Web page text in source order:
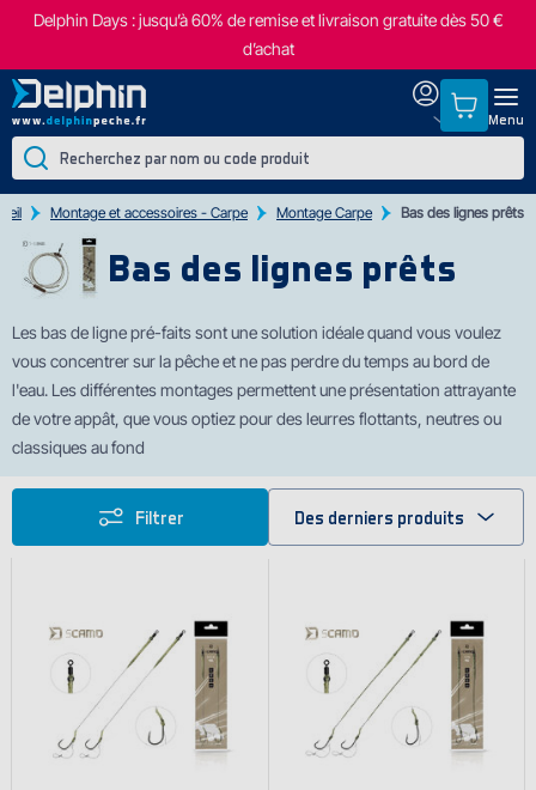
Delphin Days : jusqu’à 60% de remise et livraison gratuite dès 50 €
d’achat
Menu
Montage et accessoires - Carpe Montage Carpe Bas des lignes prêts
Bas des lignes prêts
Les bas de ligne pré-faits sont une solution idéale quand vous voulez
vous concentrer sur la pêche et ne pas perdre du temps au bord de
l'eau. Les différentes montages permettent une présentation attrayante
de votre appât, que vous optiez pour des leurres flottants, neutres ou
classiques au fond
Filtrer Des derniers produits